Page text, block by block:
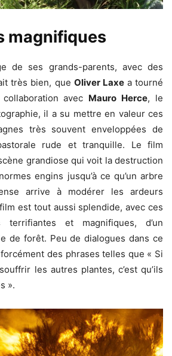
magnifiques
de ses grands-parents, avec des
très bien, que Oliver Laxea tourné
avec Mauro Herce, le
il a su mettre en valeur ces
très souvent enveloppées de
rude et tranquille. Le film
grandiose qui voit la destruction
engins jusqu’à ce qu’un arbre
arrive à modérer les ardeurs
est tout aussi splendide, avec ces
et magnifiques, d’un
de forêt. Peu de dialogues dans ce
des phrases telles que « Si
les autres plantes, c’est qu’ils
».